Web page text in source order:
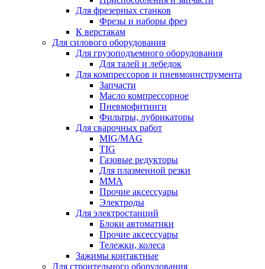
Для фрезерных станков
Фрезы и наборы фрез
К верстакам
Для силового оборудования
Для грузоподъемного оборудования
Для талей и лебедок
Для компрессоров и пневмоинструмента
Запчасти
Масло компрессорное
Пневмофитинги
Фильтры, лубрикаторы
Для сварочных работ
MIG/MAG
TIG
Газовые редукторы
Для плазменной резки
ММА
Прочие аксессуары
Электроды
Для электростанций
Блоки автоматики
Прочие аксессуары
Тележки, колеса
Зажимы контактные
Для строительного оборудования